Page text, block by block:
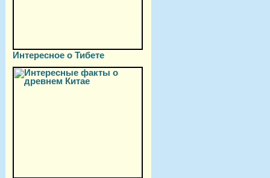
Интересное о Тибете